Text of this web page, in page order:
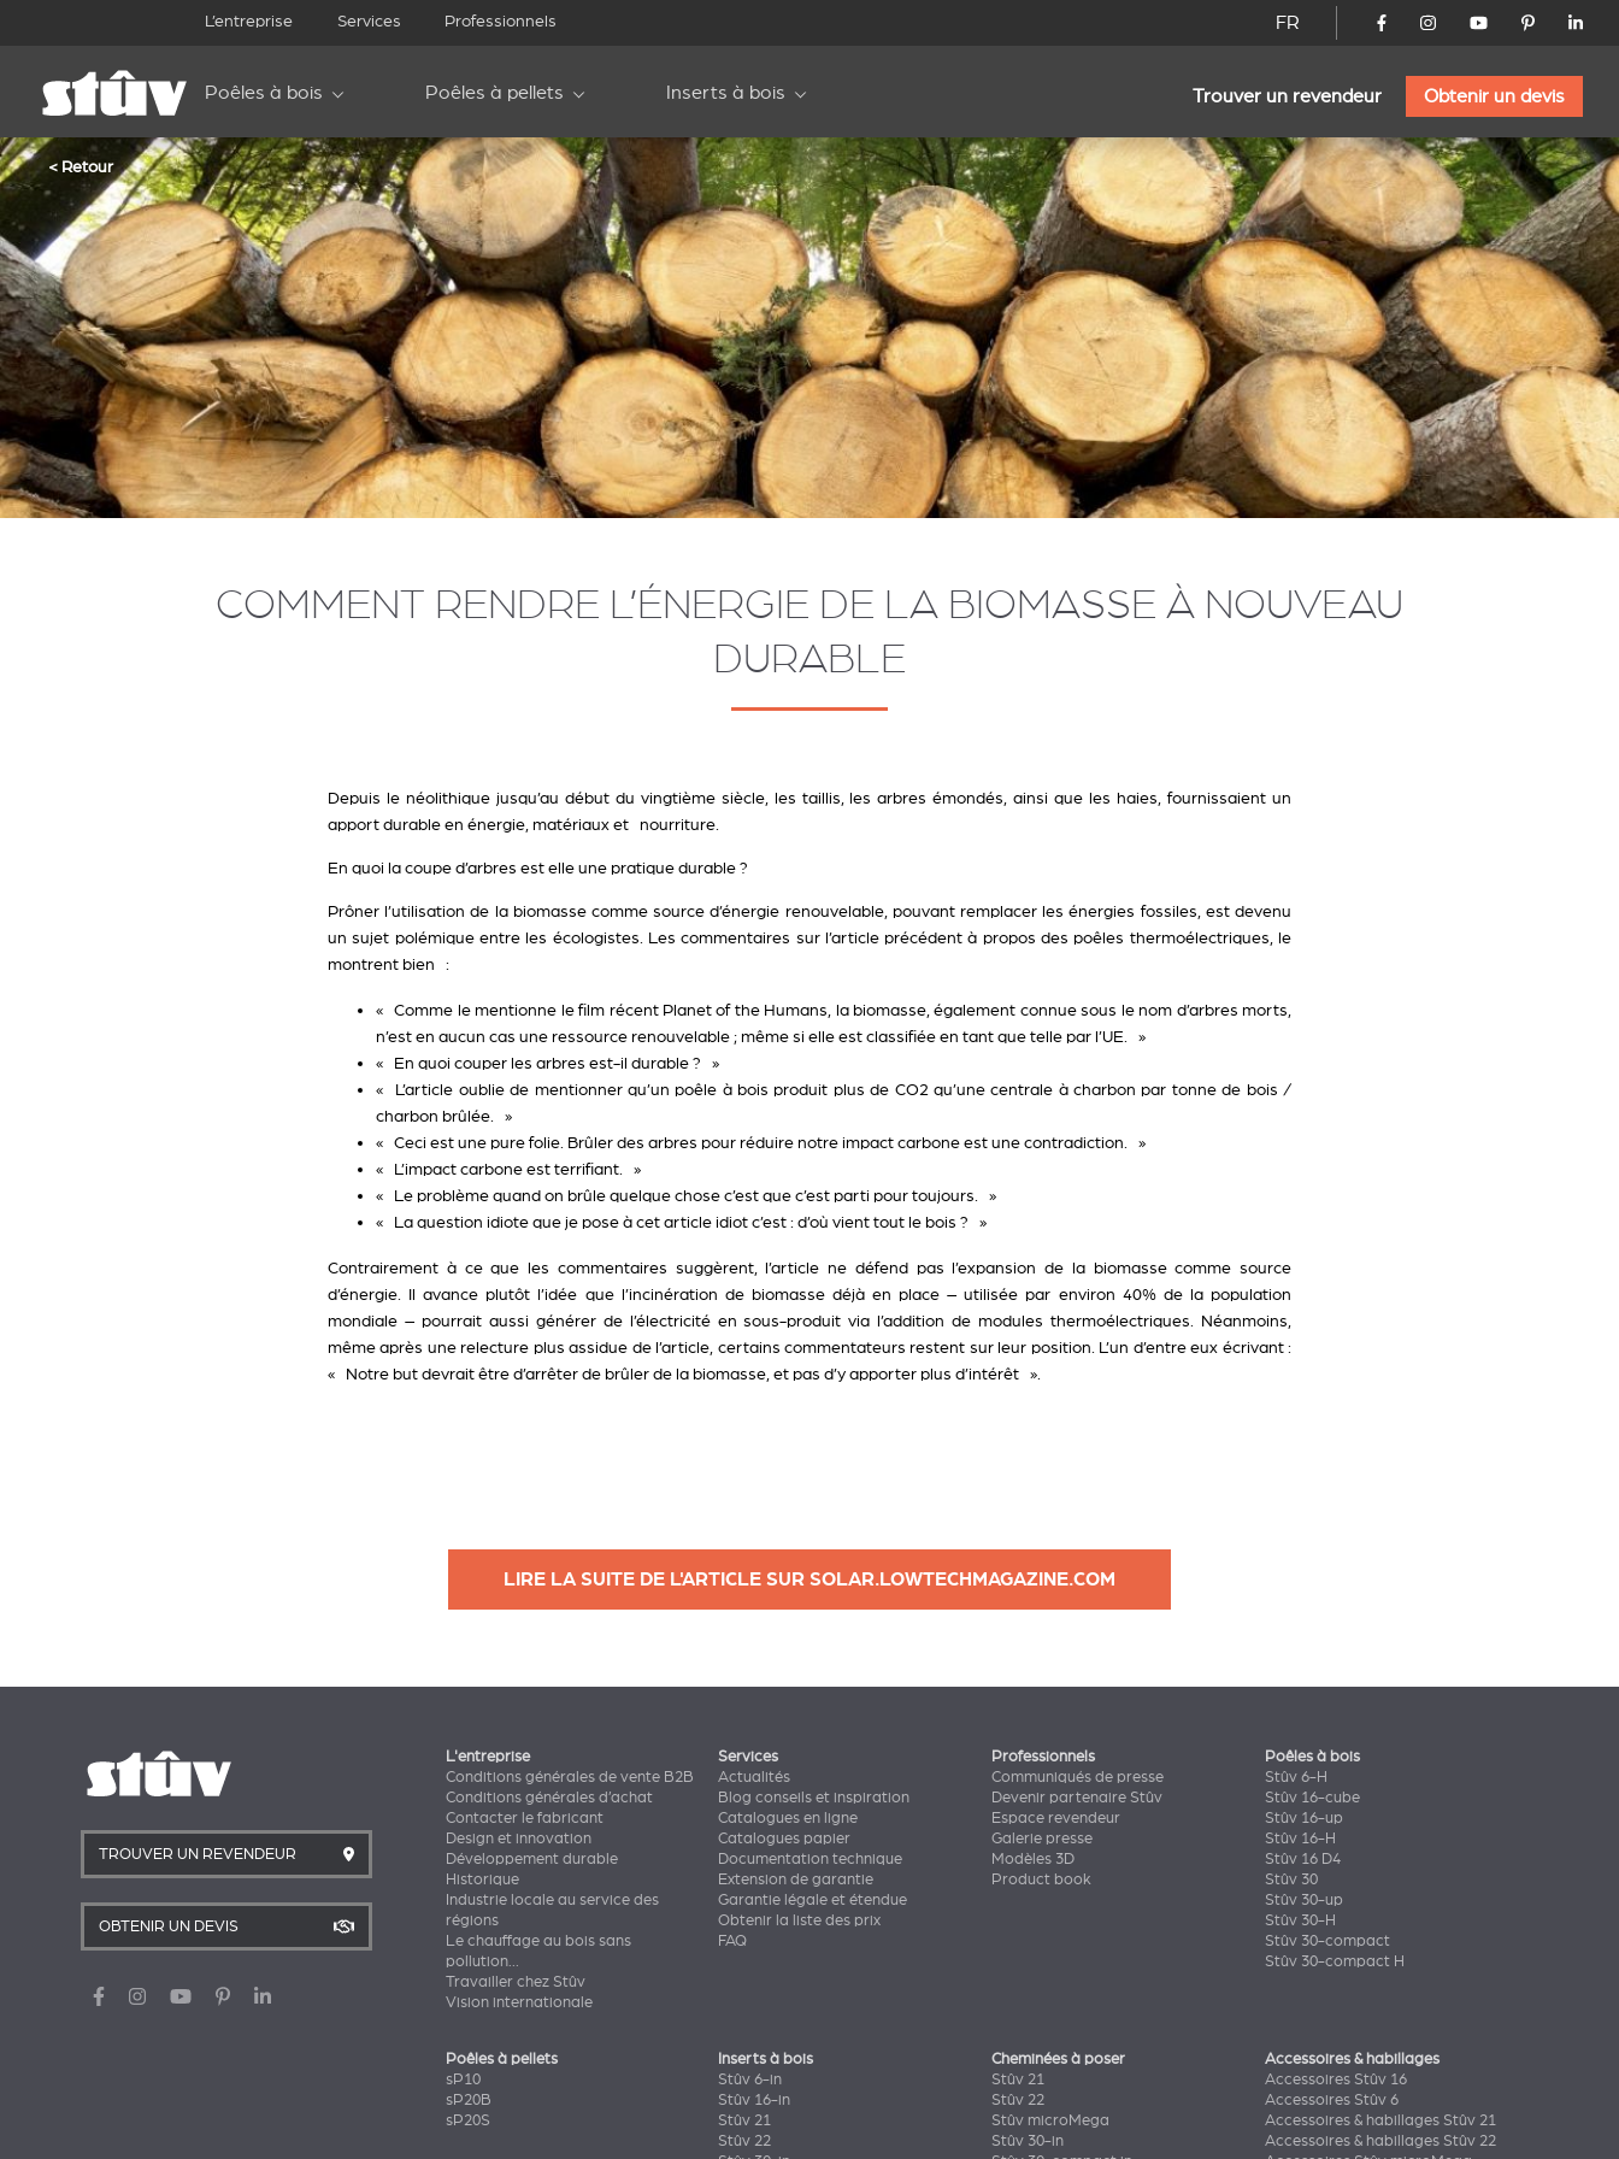
L’entreprise Services Professionnels FR
Poêles à bois Poêles à pellets Inserts à bois Trouver un revendeur Obtenir un devis
< Retour
COMMENT RENDRE L’ÉNERGIE DE LA BIOMASSE À NOUVEAU
DURABLE
Depuis le néolithique jusqu’au début du vingtième siècle, les taillis, les arbres émondés, ainsi que les haies, fournissaient un
apport durable en énergie, matériaux et nourriture.
En quoi la coupe d’arbres est elle une pratique durable ?
Prôner l’utilisation de la biomasse comme source d’énergie renouvelable, pouvant remplacer les énergies fossiles, est devenu
un sujet polémique entre les écologistes. Les commentaires sur l’article précédent à propos des poêles thermoélectriques, le
montrent bien :
« Comme le mentionne le film récent Planet of the Humans, la biomasse, également connue sous le nom d’arbres morts,
n’est en aucun cas une ressource renouvelable ; même si elle est classifiée en tant que telle par l’UE. »
« En quoi couper les arbres est-il durable ? »
« L’article oublie de mentionner qu’un poêle à bois produit plus de CO2 qu’une centrale à charbon par tonne de bois /
charbon brûlée. »
« Ceci est une pure folie. Brûler des arbres pour réduire notre impact carbone est une contradiction. »
« L’impact carbone est terrifiant. »
« Le problème quand on brûle quelque chose c’est que c’est parti pour toujours. »
« La question idiote que je pose à cet article idiot c’est : d’où vient tout le bois ? »
Contrairement à ce que les commentaires suggèrent, l’article ne défend pas l’expansion de la biomasse comme source
d’énergie. Il avance plutôt l’idée que l’incinération de biomasse déjà en place – utilisée par environ 40% de la population
mondiale – pourrait aussi générer de l’électricité en sous-produit via l’addition de modules thermoélectriques. Néanmoins,
même après une relecture plus assidue de l’article, certains commentateurs restent sur leur position. L’un d’entre eux écrivant :
« Notre but devrait être d’arrêter de brûler de la biomasse, et pas d’y apporter plus d’intérêt ».
LIRE LA SUITE DE L'ARTICLE SUR SOLAR.LOWTECHMAGAZINE.COM
TROUVER UN REVENDEUR
OBTENIR UN DEVIS
L'entreprise
Conditions générales de vente B2B
Conditions générales d’achat
Contacter le fabricant
Design et innovation
Développement durable
Historique
Industrie locale au service des
régions
Le chauffage au bois sans
pollution...
Travailler chez Stûv
Vision internationale
Services
Actualités
Blog conseils et inspiration
Catalogues en ligne
Catalogues papier
Documentation technique
Extension de garantie
Garantie légale et étendue
Obtenir la liste des prix
FAQ
Professionnels
Communiqués de presse
Devenir partenaire Stûv
Espace revendeur
Galerie presse
Modèles 3D
Product book
Poêles à bois
Stûv 6-H
Stûv 16-cube
Stûv 16-up
Stûv 16-H
Stûv 16 D4
Stûv 30
Stûv 30-up
Stûv 30-H
Stûv 30-compact
Stûv 30-compact H
Poêles à pellets
sP10
sP20B
sP20S
Inserts à bois
Stûv 6-in
Stûv 16-in
Stûv 21
Stûv 22
Cheminées à poser
Stûv 21
Stûv 22
Stûv microMega
Stûv 30-in
Accessoires & habillages
Accessoires Stûv 16
Accessoires Stûv 6
Accessoires & habillages Stûv 21
Accessoires & habillages Stûv 22